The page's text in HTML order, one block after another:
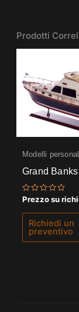
Prodotti
Modelli
Grand
Valutato
su
Prezzo su
Richiedi un
preventivo